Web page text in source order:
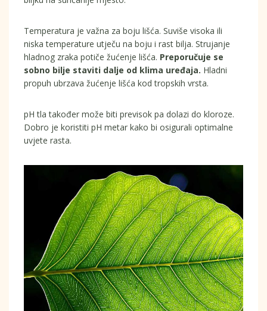
Temperatura je važna za boju lišća. Suviše visoka ili
niska temperature utječu na boju i rast bilja. Strujanje
hladnog zraka potiče žućenje lišća. Preporučuje se
sobno bilje staviti dalje od klima uređaja. Hladni
propuh ubrzava žućenje lišća kod tropskih vrsta.
pH tla također može biti previsok pa dolazi do kloroze.
Dobro je koristiti pH metar kako bi osigurali optimalne
uvjete rasta.